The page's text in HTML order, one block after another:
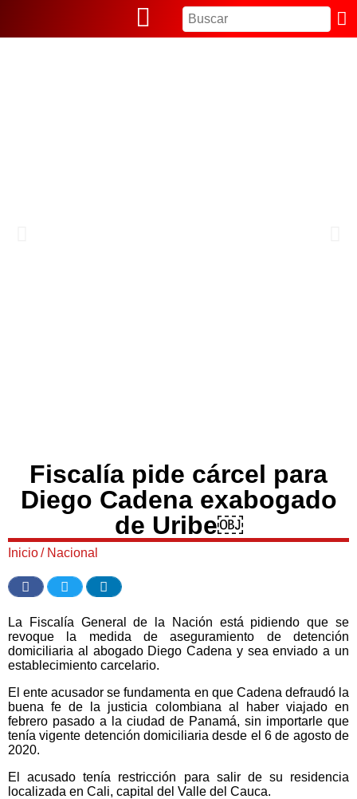
Fiscalía pide cárcel para
Diego Cadena exabogado
de Uribe￼
Inicio/ Nacional
La Fiscalía General de la Nación está pidiendo que se
revoque la medida de aseguramiento de detención
domiciliaria al abogado Diego Cadena y sea enviado a un
establecimiento carcelario.
El ente acusador se fundamenta en que Cadena defraudó la
buena fe de la justicia colombiana al haber viajado en
febrero pasado a la ciudad de Panamá, sin importarle que
tenía vigente detención domiciliaria desde el 6 de agosto de
2020.
El acusado tenía restricción para salir de su residencia
localizada en Cali, capital del Valle del Cauca.